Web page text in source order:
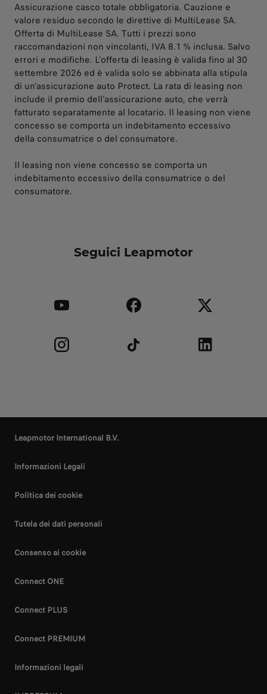
Assicurazione casco totale obbligatoria. Cauzione e
valore residuo secondo le direttive di MultiLease SA.
Offerta di MultiLease SA. Tutti i prezzi sono
raccomandazioni non vincolanti, IVA 8.1 % inclusa. Salvo
errori e modifiche. L'offerta di leasing è valida fino al 30
settembre 2026 ed è valida solo se abbinata alla stipula
di un'assicurazione auto Protect. La rata di leasing non
include il premio dell'assicurazione auto, che verrà
fatturato separatamente al locatario. Il leasing non viene
concesso se comporta un indebitamento eccessivo
della consumatrice o del consumatore.
Il leasing non viene concesso se comporta un
indebitamento eccessivo della consumatrice o del
consumatore.
Seguici Leapmotor
Leapmotor International B.V.
Informazioni Legali
Politica dei cookie
Tutela dei dati personali
Consenso ai cookie
Connect ONE
Connect PLUS
Connect PREMIUM
Informazioni legali